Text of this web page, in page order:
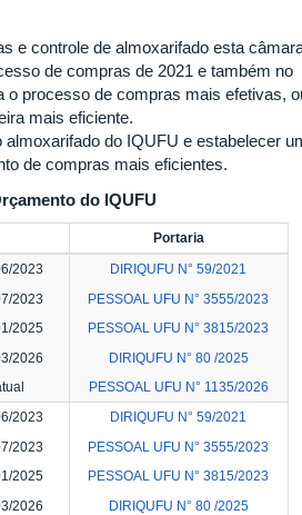
e controle de almoxarifado esta
de compras de 2021 e também no
o processo de compras mais efetivas,
mais eficiente.
do IQUFU e estabelecer
de compras mais eficientes.
do IQUFU
Portaria
2023
2023
2025
2026
DIRIQUFU N° 59/2021
PESSOAL UFU N° 3555/2023
PESSOAL UFU N° 3815/2023
DIRIQUFU N° 80 /2025
PESSOAL UFU N° 1135/2026
2023
2023
2025
2026
DIRIQUFU N° 59/2021
PESSOAL UFU N° 3555/2023
PESSOAL UFU N° 3815/2023
DIRIQUFU N° 80 /2025